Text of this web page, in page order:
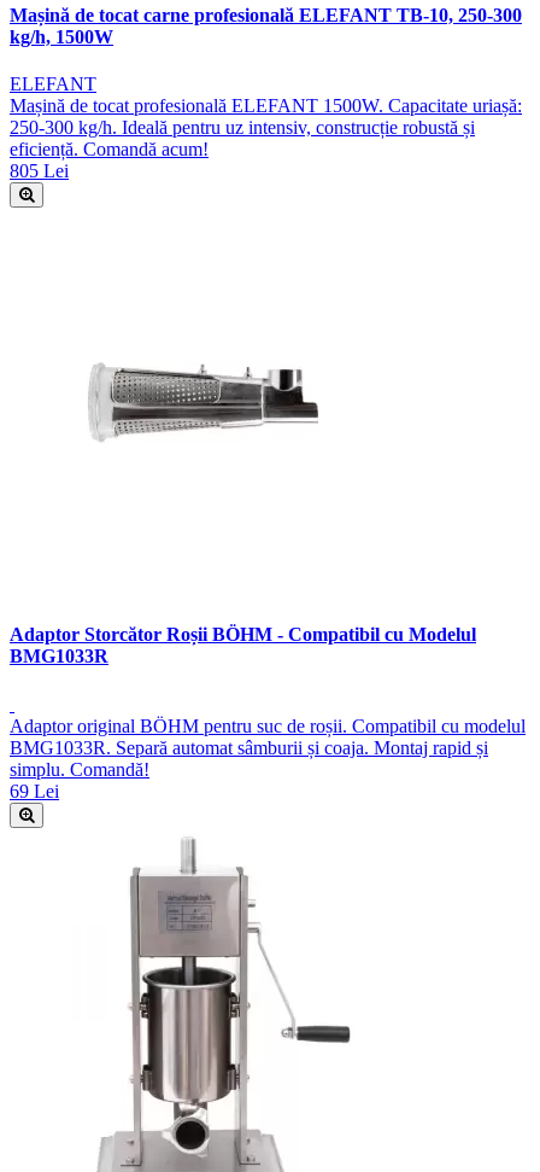
Mașină de tocat carne profesională ELEFANT TB-10, 250-300
kg/h, 1500W
ELEFANT
Mașină de tocat profesională ELEFANT 1500W. Capacitate uriașă:
250-300 kg/h. Ideală pentru uz intensiv, construcție robustă și
eficiență. Comandă acum!
805 Lei
Adaptor Storcător Roșii BÖHM - Compatibil cu Modelul
BMG1033R
Adaptor original BÖHM pentru suc de roșii. Compatibil cu modelul
BMG1033R. Separă automat sâmburii și coaja. Montaj rapid și
simplu. Comandă!
69 Lei